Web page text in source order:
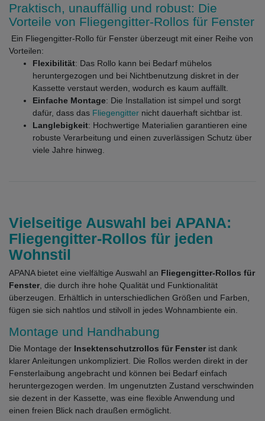
Praktisch, unauffällig und robust: Die
Vorteile von Fliegengitter-Rollos für Fenster
Ein Fliegengitter-Rollo für Fenster überzeugt mit einer Reihe von
Vorteilen:
Flexibilität: Das Rollo kann bei Bedarf mühelos
heruntergezogen und bei Nichtbenutzung diskret in der
Kassette verstaut werden, wodurch es kaum auffällt.
Einfache Montage: Die Installation ist simpel und sorgt
dafür, dass das Fliegengitter nicht dauerhaft sichtbar ist.
Langlebigkeit: Hochwertige Materialien garantieren eine
robuste Verarbeitung und einen zuverlässigen Schutz über
viele Jahre hinweg.
Vielseitige Auswahl bei APANA:
Fliegengitter-Rollos für jeden
Wohnstil
APANA bietet eine vielfältige Auswahl an Fliegengitter-Rollos für
Fenster , die durch ihre hohe Qualität und Funktionalität
überzeugen. Erhältlich in unterschiedlichen Größen und Farben,
fügen sie sich nahtlos und stilvoll in jedes Wohnambiente ein.
Montage und Handhabung
Die Montage der Insektenschutzrollos für Fenster ist dank
klarer Anleitungen unkompliziert. Die Rollos werden direkt in der
Fensterlaibung angebracht und können bei Bedarf einfach
heruntergezogen werden. Im ungenutzten Zustand verschwinden
sie dezent in der Kassette, was eine flexible Anwendung und
einen freien Blick nach draußen ermöglicht.